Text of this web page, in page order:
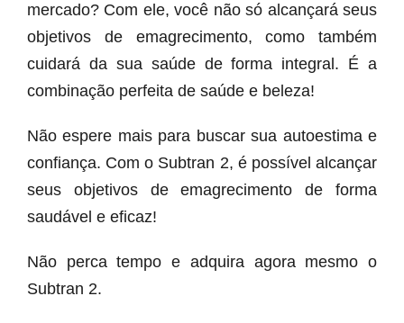
mercado? Com ele, você não só alcançará seus
objetivos de emagrecimento, como também
cuidará da sua saúde de forma integral. É a
combinação perfeita de saúde e beleza!
Não espere mais para buscar sua autoestima e
confiança. Com o Subtran 2, é possível alcançar
seus objetivos de emagrecimento de forma
saudável e eficaz!
Não perca tempo e adquira agora mesmo o
Subtran 2.